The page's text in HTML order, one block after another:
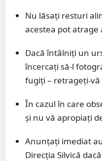
Nu lăsați resturi
acestea pot atrage
Dacă întâlniți un
încercați să-l
fugiți – retrageți-
În cazul în care
și nu vă apropiați
Anunțați imediat
Direcția Silvică